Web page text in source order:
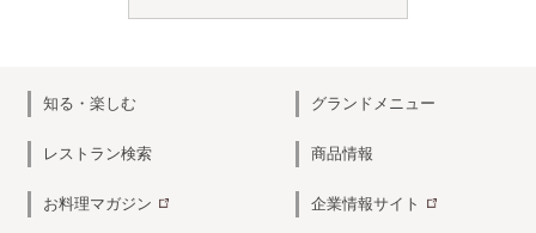
知る・楽しむ グランドメニュー
レストラン検索 商品情報
お料理マガジン 企業情報サイト